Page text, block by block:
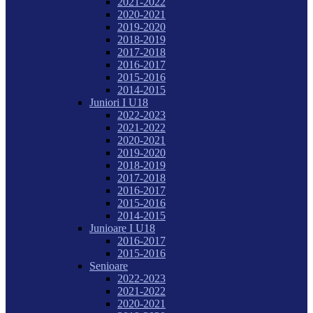
2020-2021
2019-2020
2018-2019
2017-2018
2016-2017
2015-2016
2014-2015
Juniori I U18
2022-2023
2021-2022
2020-2021
2019-2020
2018-2019
2017-2018
2016-2017
2015-2016
2014-2015
Junioare I U18
2016-2017
2015-2016
Senioare
2022-2023
2021-2022
2020-2021